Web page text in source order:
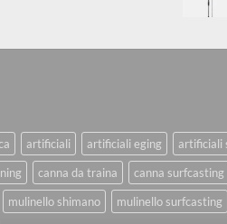
artificiali artificiali eging artificiali
canna da traina canna surfcasting
mulinello shimano mulinello surfcasting